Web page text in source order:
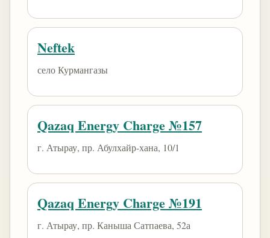
Neftek
село Курмангазы
Qazaq Energy Charge №157
г. Атырау, пр. Абулхайр-хана, 10/1
Qazaq Energy Charge №191
г. Атырау, пр. Каныша Сатпаева, 52а